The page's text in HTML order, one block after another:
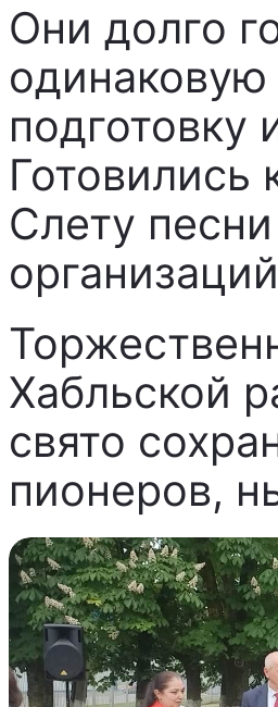
Они долго
подготовку
Слету
Хабльской
свято
пионеров,